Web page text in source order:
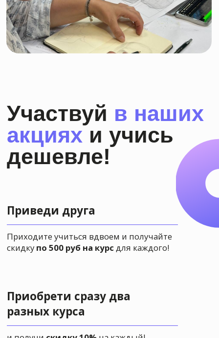
Преимущества
школы
Уютная студиянаходится в 7
мин ходьбы от ст. м. Китай-
город
Каждый курс имеет
начинающую и
продолжающуюавторскую
программу. Вы сможете